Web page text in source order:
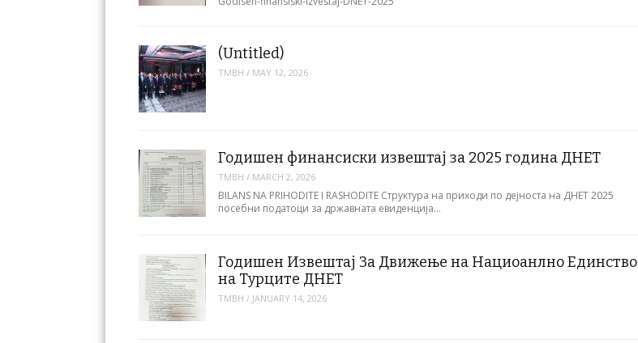
(Untitled)
TMBH / MAY 12, 2026
Годишен финансиски извештај за 2025 година ДНЕТ
TMBH / MARCH 2, 2026
BILANS NA PRIHODITE I RASHODITE Структура на приходи по дејноста на ДНЕТ 2025
посебни податоци за државната евиденција…
Годишен Извештај За Движење на Нациоанлно Единство
на Турците ДНЕТ
TMBH / JANUARY 14, 2026